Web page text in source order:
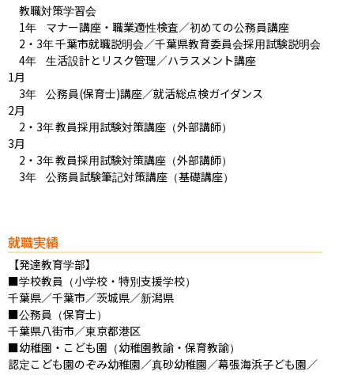
教職対策学習会
1年	マナー講座・職業適性検査／初めての公務員講座
2・3年	千葉市就職説明会／千葉県教育委員会採用試験説明会
4年	生活設計とリスク管理／ハラスメント講座
1月
3年	公務員(保育士)講座／就活総点検ガイダンス
2月
2・3年	教員採用試験対策講座（外部講師）
3月
2・3年	教員採用試験対策講座（外部講師）
3年	公務員試験筆記対策講座（基礎講座）
就職実績
【発達教育学部】
■学校教員（小学校・特別支援学校）
千葉県／千葉市／茨城県／新潟県
■公務員（保育士）
千葉県八街市／東京都港区
■幼稚園・こども園（幼稚園教諭・保育教諭）
認定こども園のぞみ幼稚園／真砂幼稚園／幕張海浜子ども園／